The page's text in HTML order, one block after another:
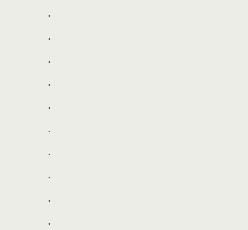
.
.
.
.
.
.
.
.
.
.